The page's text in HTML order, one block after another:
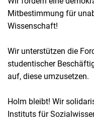
Mitbestimmung für
Wissenschaft!
Wir unterstützen die
studentischer
auf, diese umzusetzen.
Holm bleibt! Wir
Instituts für